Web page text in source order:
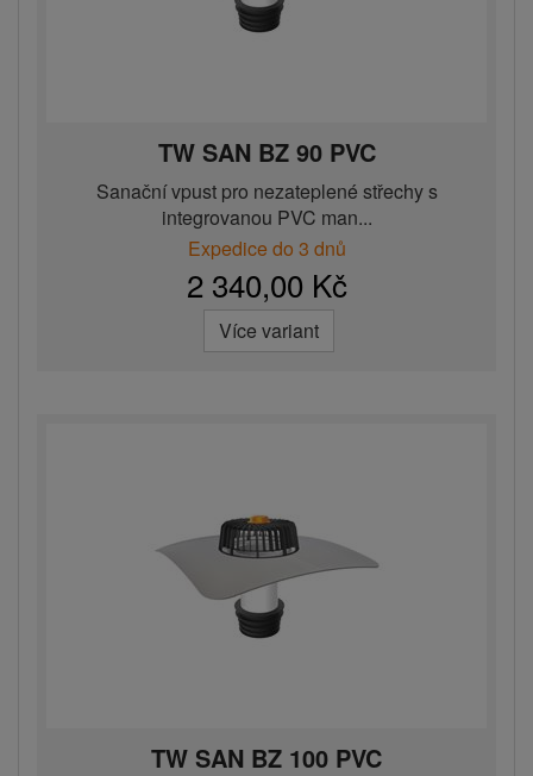
TW SAN BZ 90 PVC
Sanační vpust pro nezateplené střechy s
integrovanou PVC man...
Expedice do 3 dnů
2 340,00 Kč
Více variant
TW SAN BZ 100 PVC